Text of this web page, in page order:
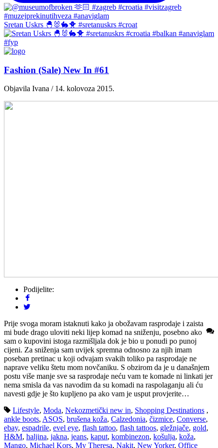
Sretan Uskrs 🐣🐰🐇🐥 #sretanuskrs #croat
Fashion (Sale) New In #61
Objavila Ivana / 14. kolovoza 2015.
Podijelite:
Prije svoga moram istaknuti kako ja obožavam rasprodaje i zaista
mi bude drago uloviti neki lijep komad na sniženju, posebno ako
sam o kupovini istoga razmišljala dok je bio u ponudi po punoj
cijeni. Za sniženja sam uvijek spremna odnosno za njih imam
poseban pretinac u koji odvajam svakih toliko pa rasprodaje ne
naprave veliku štetu mom novčaniku. S obzirom da je u današnjem
postu više manje sve sa rasprodaje neću vam te komade ni linkati jer
nema smisla da vas navodim da su komadi na raspolaganju ali ću
navesti gdje je što kupljeno pa ako vam je usput provjerite…
Lifestyle, Moda, Nekozmetički new in, Shopping Destinations ,
ankle boots, ASOS, brušena koža, Calzedonia, čizmice, Converse,
ebay, espadrile, evel eye, flash tattoo, flash tattoos, gležnjače, gold,
H&M, haljina, jakna, jeans, kaput, kombinezon, košulja, koža,
Mango, Michael Kors, My Theresa, Nakit, New Yorker, Office